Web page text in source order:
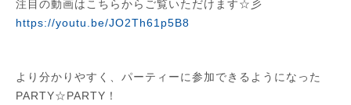
注目の動画はこちらからご覧いただけます☆彡
https://youtu.be/JO2Th61p5B8
より分かりやすく、パーティーに参加できるようになった
PARTY☆PARTY！